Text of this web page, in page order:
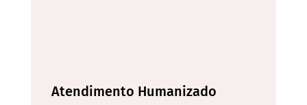
Atendimento Humanizado